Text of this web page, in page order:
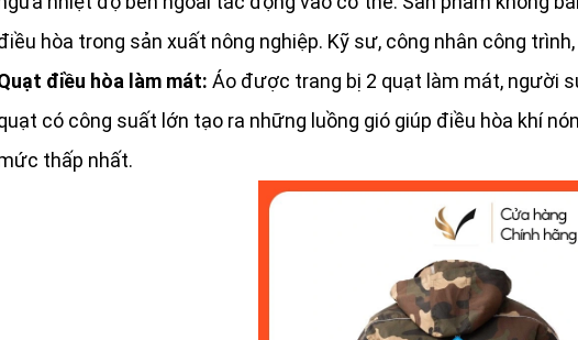
hòa trong sản xuất nông nghiệp. Kỹ sư, công nhân công
điều hòa làm mát: Áo được trang bị 2 quạt làm mát, người
có công suất lớn tạo ra những luồng gió giúp điều hòa khí
thấp nhất.